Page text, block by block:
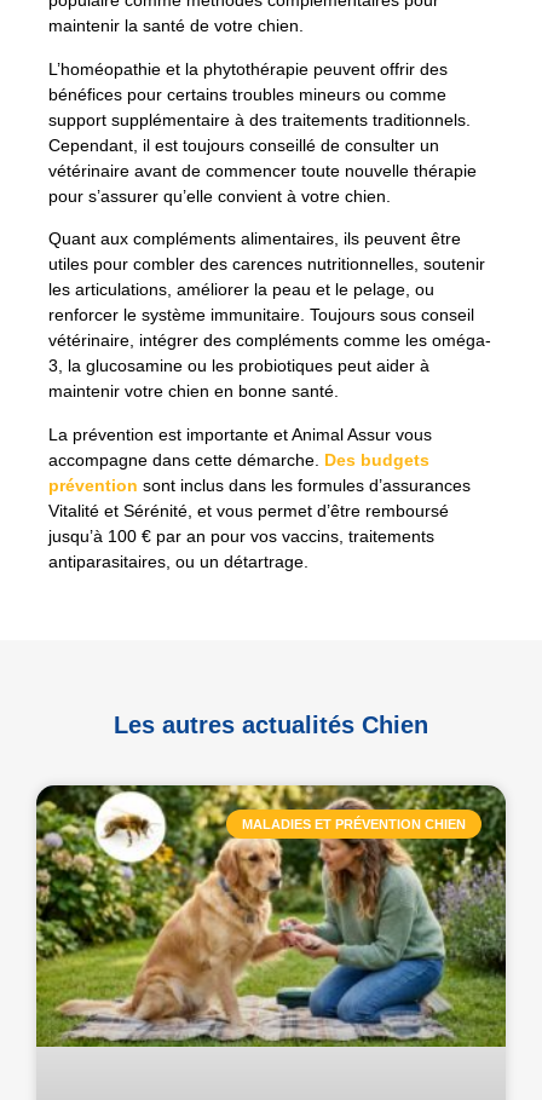
maintenir la santé de votre chien.
L’homéopathie et la phytothérapie peuvent offrir des
bénéfices pour certains troubles mineurs ou comme
support supplémentaire à des traitements traditionnels.
Cependant, il est toujours conseillé de consulter un
vétérinaire avant de commencer toute nouvelle thérapie
pour s’assurer qu’elle convient à votre chien.
Quant aux compléments alimentaires, ils peuvent être
utiles pour combler des carences nutritionnelles, soutenir
les articulations, améliorer la peau et le pelage, ou
renforcer le système immunitaire. Toujours sous conseil
vétérinaire, intégrer des compléments comme les oméga-
3, la glucosamine ou les probiotiques peut aider à
maintenir votre chien en bonne santé.
La prévention est importante et Animal Assur vous
accompagne dans cette démarche. Des budgets
prévention sont inclus dans les formules d’assurances
Vitalité et Sérénité, et vous permet d’être remboursé
jusqu’à 100 € par an pour vos vaccins, traitements
antiparasitaires, ou un détartrage.
Les autres actualités Chien
MALADIES ET PRÉVENTION CHIEN